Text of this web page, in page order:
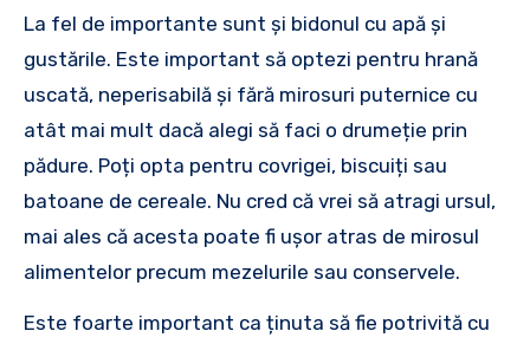
La fel de importante sunt și bidonul cu apă și
gustările. Este important să optezi pentru hrană
uscată, neperisabilă și fără mirosuri puternice cu
atât mai mult dacă alegi să faci o drumeție prin
pădure. Poți opta pentru covrigei, biscuiți sau
batoane de cereale. Nu cred că vrei să atragi ursul,
mai ales că acesta poate fi ușor atras de mirosul
alimentelor precum mezelurile sau conservele.
Este foarte important ca ținuta să fie potrivită cu